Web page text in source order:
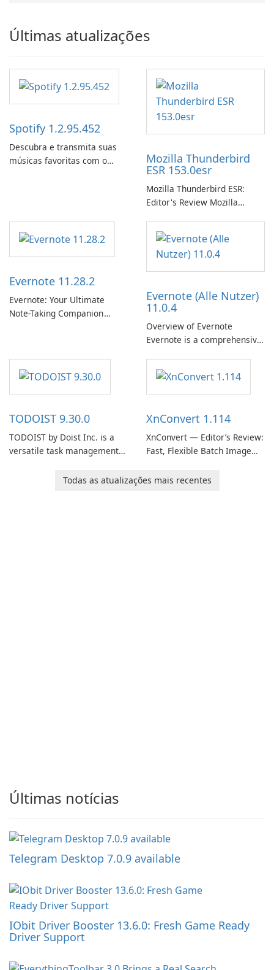
Últimas atualizações
Spotify 1.2.95.452
Descubra e transmita suas
músicas favoritas com o
Mozilla Thunderbird
ESR 153.0esr
Mozilla Thunderbird ESR:
Editor's Review Mozilla
Support Release) is the long-
term support channel of the
Thunderbird desktop email
client designed for
need predictable …
Evernote 11.28.2
Evernote: Your Ultimate
Note-Taking Companion
helps users capture ideas,
organize to-do lists, and keep
track of important
Evernote (Alle Nutzer)
11.0.4
Overview of Evernote
Evernote is a comprehensive
software designed to help
users capture, organize, and
access information across
TODOIST 9.30.0
TODOIST by Doist Inc. is a
versatile task management
individuals and teams
XnConvert 1.114
XnConvert — Editor’s Review:
Fast, Flexible Batch Image
macOS and Linux XnConvert
Todas as atualizações mais recentes
Últimas notícias
Telegram Desktop 7.0.9 available
IObit Driver Booster 13.6.0: Fresh Game Ready
Driver Support